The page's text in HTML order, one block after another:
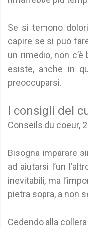
Se si temono
capire se si può
un rimedio, non
esiste, anche in
preoccuparsi.
I consigli del
Conseils du coeur,
Bisogna imparare
ad aiutarsi l’un
inevitabili, ma
pietra sopra, a non
Cedendo alla